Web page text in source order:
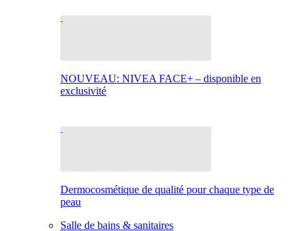
NOUVEAU: NIVEA FACE+ – disponible en
exclusivité
Dermocosmétique de qualité pour chaque type de
peau
Salle de bains & sanitaires